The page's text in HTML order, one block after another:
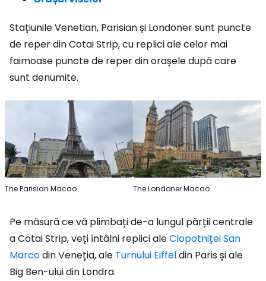
Stațiunile Venetian, Parisian și Londoner sunt puncte
de reper din Cotai Strip, cu replici ale celor mai
faimoase puncte de reper din orașele după care
sunt denumite.
The Parisian Macao The Londoner Macao
Pe măsură ce vă plimbați de-a lungul părții centrale
a Cotai Strip, veți întâlni replici aleClopotniței San
Marcodin Veneția, ale Turnului Eiffeldin Paris și ale
Big Ben-ului din Londra.